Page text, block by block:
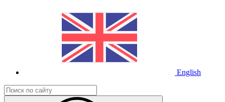
English